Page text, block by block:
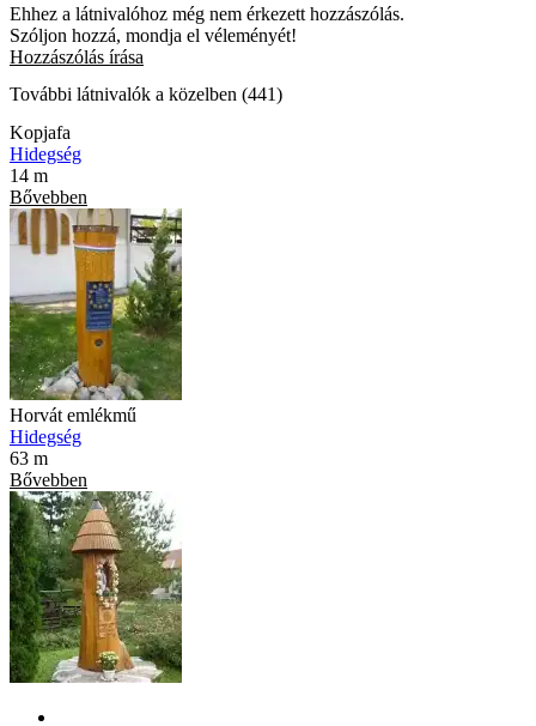
Ehhez a látnivalóhoz még nem érkezett hozzászólás.
Szóljon hozzá, mondja el véleményét!
Hozzászólás írása
További látnivalók a közelben (441)
Kopjafa
Hidegség
14 m
Bővebben
Horvát emlékmű
Hidegség
63 m
Bővebben